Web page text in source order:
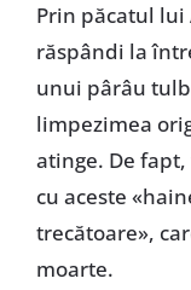
Prin păcatul lui
răspândi la
unui pârâu
limpezimea
atinge. De
cu aceste
trecătoare»,
moarte.